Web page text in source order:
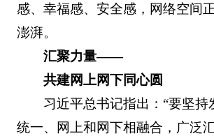
感、幸福感、安全感，网络空间
澎湃。
汇聚力量——
共建网上网下同心圆
习近平总书记指出：“要坚持
统一、网上和网下相融合，广泛